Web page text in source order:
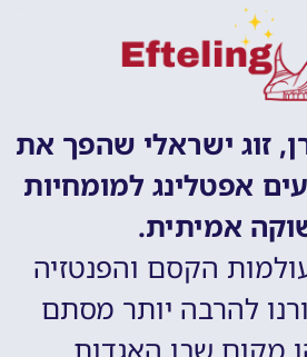
זוג ישראלי שהפך את
אפטלינג למומחיות
אמיתית.
הקסם והפנטזיה
להרבה יותר מסתם
מקום שבו האגדות